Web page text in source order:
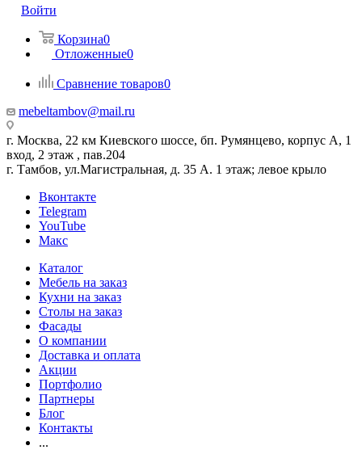
Войти
Корзина0
Отложенные0
Сравнение товаров0
mebeltambov@mail.ru
г. Москва, 22 км Киевского шоссе, бп. Румянцево, корпус А, 1
вход, 2 этаж , пав.204
г. Тамбов, ул.Магистральная, д. 35 А. 1 этаж; левое крыло
Вконтакте
Telegram
YouTube
Макс
Каталог
Мебель на заказ
Кухни на заказ
Столы на заказ
Фасады
О компании
Доставка и оплата
Акции
Портфолио
Партнеры
Блог
Контакты
...